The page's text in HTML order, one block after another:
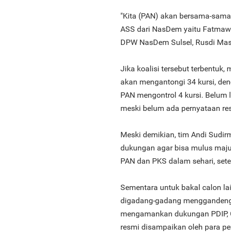
"Kita (PAN) akan bersama-
ASS dari NasDem yaitu
DPW NasDem Sulsel, Rusdi
Jika koalisi tersebut terbentuk,
akan mengantongi 34 kursi,
PAN mengontrol 4 kursi.
meski belum ada pernyataan
Meski demikian, tim Andi
dukungan agar bisa mulus
PAN dan PKS dalam sehari,
Sementara untuk bakal calon
digadang-gadang
mengamankan dukungan
resmi disampaikan oleh para